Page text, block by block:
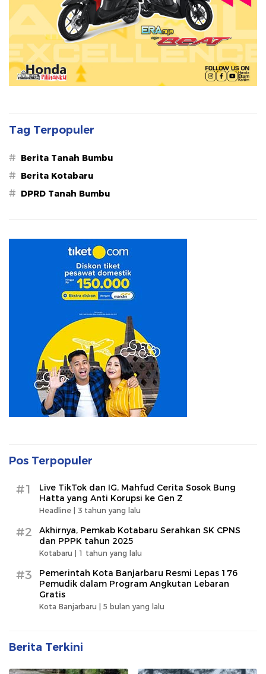
Tag Terpopuler
# Berita Tanah Bumbu
# Berita Kotabaru
# DPRD Tanah Bumbu
Pos Terpopuler
#1
Live TikTok dan IG, Mahfud Cerita Sosok Bung
Hatta yang Anti Korupsi ke Gen Z
Headline | 3 tahun yang lalu
#2
Akhirnya, Pemkab Kotabaru Serahkan SK CPNS
dan PPPK tahun 2025
Kotabaru | 1 tahun yang lalu
#3
Pemerintah Kota Banjarbaru Resmi Lepas 176
Pemudik dalam Program Angkutan Lebaran
Gratis
Kota Banjarbaru | 5 bulan yang lalu
Berita Terkini